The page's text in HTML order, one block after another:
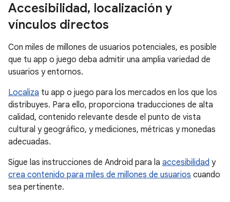
Accesibilidad, localización y
vínculos directos
Con miles de millones de usuarios potenciales, es posible
que tu app o juego deba admitir una amplia variedad de
usuarios y entornos.
Localiza tu app o juego para los mercados en los que los
distribuyes. Para ello, proporciona traducciones de alta
calidad, contenido relevante desde el punto de vista
cultural y geográfico, y mediciones, métricas y monedas
adecuadas.
Sigue las instrucciones de Android para la accesibilidad y
crea contenido para miles de millones de usuarios cuando
sea pertinente.